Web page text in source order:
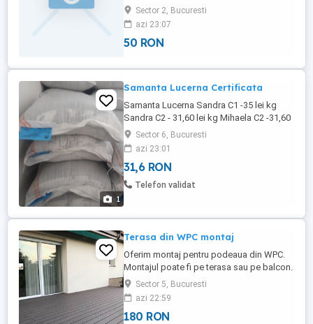
Tcheque, Cerreto, Lungo del Portogallo,
Muscatel verde, cu trei roduri, Galbene
mari, Excel, Di tre volte, San Mango, Jin Ai
Fen, Boreale, Wilington Creeper, Boreale,
Sector 2, Bucuresti
azi 23:07
50 RON
1
Samanta Lucerna Certificata
Samanta Lucerna Sandra C1 -35 lei kg
Sandra C2 - 31,60 lei kg Mihaela C2 -31,60
lei kg Trifoi 29 lei kg Iarba coasă pășune
18 lei kg Sparcetă 16 lei kg Măzăriche 9 lei
kg Marfa se livrează din Iași în toată țara
prin Cargus
Sector 6, Bucuresti
azi 23:01
31,6 RON
Telefon validat
Terasa din WPC montaj
Oferim montaj pentru podeaua din WPC.
Montajul poate fi pe terasa sau pe balcon.
Detalii la telefon
Sector 5, Bucuresti
azi 22:59
180 RON